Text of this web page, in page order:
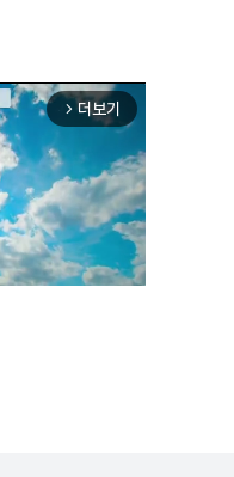
arrow_forward_ios 더보기